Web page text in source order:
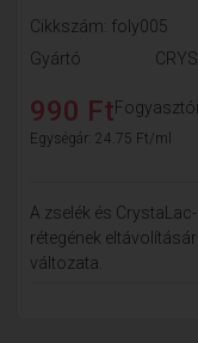
Cikkszám: foly005
Gyártó
990 Ft
Egységár: 24.75 Ft/ml
A zselék és
rétegének
változata.